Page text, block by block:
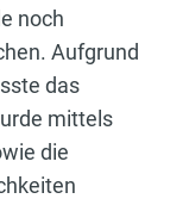
noch
Aufgrund
das
mittels
die